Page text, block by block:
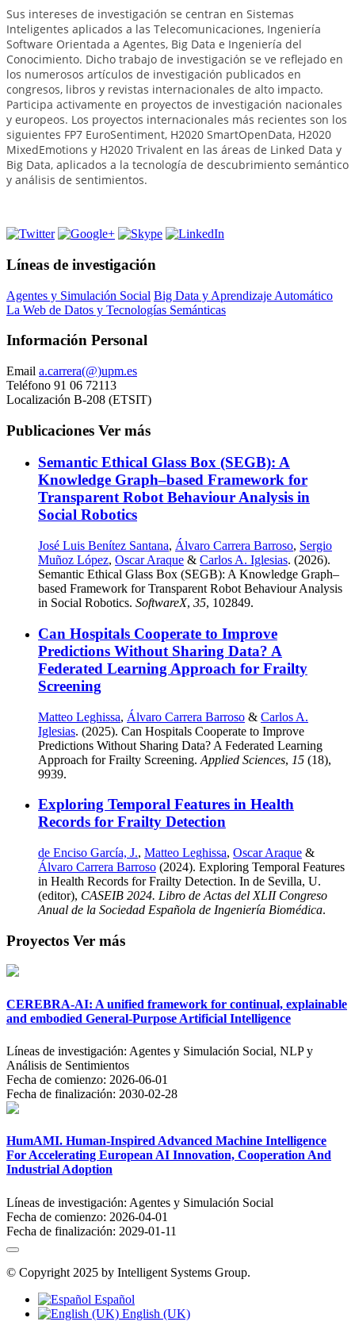
Sus intereses de investigación se centran en Sistemas
Inteligentes aplicados a las Telecomunicaciones, Ingeniería
Software Orientada a Agentes, Big Data e Ingeniería del
Conocimiento. Dicho trabajo de investigación se ve reflejado en
los numerosos artículos de investigación publicados en
congresos, libros y revistas internacionales de alto impacto.
Participa activamente en proyectos de investigación nacionales
y europeos. Los proyectos internacionales más recientes son los
siguientes FP7 EuroSentiment, H2020 SmartOpenData, H2020
MixedEmotions y H2020 Trivalent en las áreas de Linked Data y
Big Data, aplicados a la tecnología de descubrimiento semántico
y análisis de sentimientos.
Líneas de investigación
Agentes y Simulación Social Big Data y Aprendizaje Automático
La Web de Datos y Tecnologías Semánticas
Información Personal
Email a.carrera(@)upm.es
Teléfono 91 06 72113
Localización B-208 (ETSIT)
Publicaciones Ver más
Semantic Ethical Glass Box (SEGB): A
Knowledge Graph–based Framework for
Transparent Robot Behaviour Analysis in
Social Robotics
José Luis Benítez Santana, Álvaro Carrera Barroso, Sergio
Muñoz López, Oscar Araque & Carlos A. Iglesias. (2026).
Semantic Ethical Glass Box (SEGB): A Knowledge Graph–
based Framework for Transparent Robot Behaviour Analysis
in Social Robotics. SoftwareX, 35, 102849.
Can Hospitals Cooperate to Improve
Predictions Without Sharing Data? A
Federated Learning Approach for Frailty
Screening
Matteo Leghissa, Álvaro Carrera Barroso & Carlos A.
Iglesias. (2025). Can Hospitals Cooperate to Improve
Predictions Without Sharing Data? A Federated Learning
Approach for Frailty Screening. Applied Sciences, 15 (18),
9939.
Exploring Temporal Features in Health
Records for Frailty Detection
de Enciso García, J., Matteo Leghissa, Oscar Araque &
Álvaro Carrera Barroso (2024). Exploring Temporal Features
in Health Records for Frailty Detection. In de Sevilla, U.
(editor), CASEIB 2024. Libro de Actas del XLII Congreso
Anual de la Sociedad Española de Ingeniería Biomédica.
Proyectos Ver más
CEREBRA-AI: A unified framework for continual, explainable
and embodied General-Purpose Artificial Intelligence
Líneas de investigación: Agentes y Simulación Social, NLP y
Análisis de Sentimientos
Fecha de comienzo: 2026-06-01
Fecha de finalización: 2030-02-28
HumAMI. Human-Inspired Advanced Machine Intelligence
For Accelerating European AI Innovation, Cooperation And
Industrial Adoption
Líneas de investigación: Agentes y Simulación Social
Fecha de comienzo: 2026-04-01
Fecha de finalización: 2029-01-11
© Copyright 2025 by Intelligent Systems Group.
Español
English (UK)